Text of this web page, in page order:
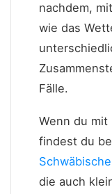
nachdem,
wie das
Fälle.
Wenn du
findest du
die auch